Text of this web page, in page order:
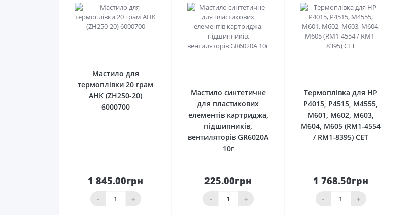
Мастило для
термоплівки 20 грам
AHK (ZH250-20)
6000700
1 845.00грн
- +
До кошика
Мастило синтетичне
для пластикових
елементів картриджа,
підшипників,
вентиляторів GR6020A
10г
225.00грн
- +
До кошика
Термоплівка для HP
P4015, P4515, M4555,
M601, M602, M603,
M604, M605 (RM1-4554
/ RM1-8395) CET
1 768.50грн
- +
До кошика